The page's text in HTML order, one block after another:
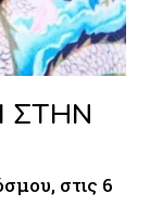
ΣΤΗΝ
στις 6